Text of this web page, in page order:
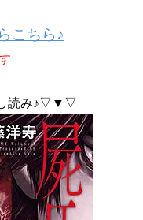
こちら♪
読み♪▽▼▽